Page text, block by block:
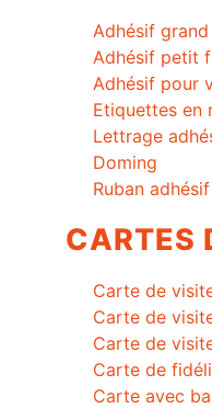
Adhésif
Adhésif petit
Adhésif pour
Etiquettes en
Lettrage
Doming
Ruban adhésif
CARTES
Carte de
Carte de
Carte de
Carte de
Carte avec